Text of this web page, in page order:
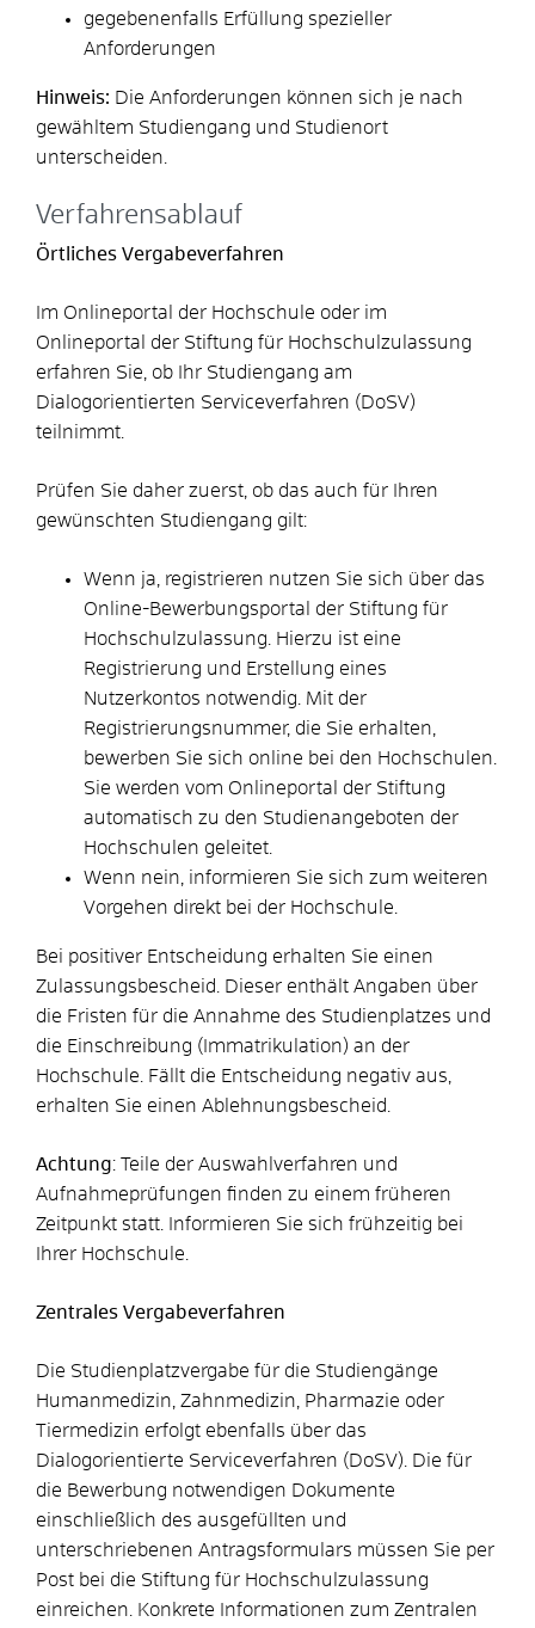
gegebenenfalls Erfüllung spezieller
Anforderungen
Hinweis: Die Anforderungen können sich je nach
gewähltem Studiengang und Studienort
unterscheiden.
Verfahrensablauf
Örtliches Vergabeverfahren
Im Onlineportal der Hochschule oder im
Onlineportal der Stiftung für Hochschulzulassung
erfahren Sie, ob Ihr Studiengang am
Dialogorientierten Serviceverfahren (DoSV)
teilnimmt.
Prüfen Sie daher zuerst, ob das auch für Ihren
gewünschten Studiengang gilt:
Wenn ja, registrieren nutzen Sie sich über das
Online-Bewerbungsportal der Stiftung für
Hochschulzulassung. Hierzu ist eine
Registrierung und Erstellung eines
Nutzerkontos notwendig. Mit der
Registrierungsnummer, die Sie erhalten,
bewerben Sie sich online bei den Hochschulen.
Sie werden vom Onlineportal der Stiftung
automatisch zu den Studienangeboten der
Hochschulen geleitet.
Wenn nein, informieren Sie sich zum weiteren
Vorgehen direkt bei der Hochschule.
Bei positiver Entscheidung erhalten Sie einen
Zulassungsbescheid. Dieser enthält Angaben über
die Fristen für die Annahme des Studienplatzes und
die Einschreibung (Immatrikulation) an der
Hochschule. Fällt die Entscheidung negativ aus,
erhalten Sie einen Ablehnungsbescheid.
Achtung: Teile der Auswahlverfahren und
Aufnahmeprüfungen finden zu einem früheren
Zeitpunkt statt. Informieren Sie sich frühzeitig bei
Ihrer Hochschule.
Zentrales Vergabeverfahren
Die Studienplatzvergabe für die Studiengänge
Humanmedizin, Zahnmedizin, Pharmazie oder
Tiermedizin erfolgt ebenfalls über das
Dialogorientierte Serviceverfahren (DoSV). Die für
die Bewerbung notwendigen Dokumente
einschließlich des ausgefüllten und
unterschriebenen Antragsformulars müssen Sie per
Post bei die Stiftung für Hochschulzulassung
einreichen. Konkrete Informationen zum Zentralen